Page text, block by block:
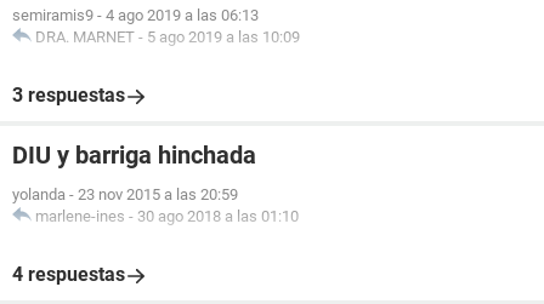
semiramis9 - 4 ago 2019 a las 06:13
DRA. MARNET - 5 ago 2019 a las 10:09
3 respuestas
DIU y barriga hinchada
yolanda - 23 nov 2015 a las 20:59
marlene-ines - 30 ago 2018 a las 01:10
4 respuestas